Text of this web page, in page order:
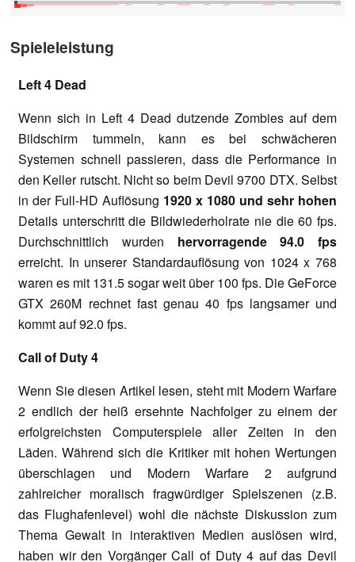
Spieleleistung
Left 4 Dead
Wenn sich in Left 4 Dead dutzende Zombies auf dem
Bildschirm tummeln, kann es bei schwächeren
Systemen schnell passieren, dass die Performance in
den Keller rutscht. Nicht so beim Devil 9700 DTX. Selbst
in der Full-HD Auflösung 1920 x 1080 und sehr hohen
Details unterschritt die Bildwiederholrate nie die 60 fps.
Durchschnittlich wurden hervorragende 94.0 fps
erreicht. In unserer Standardauflösung von 1024 x 768
waren es mit 131.5 sogar weit über 100 fps. Die GeForce
GTX 260M rechnet fast genau 40 fps langsamer und
kommt auf 92.0 fps.
Call of Duty 4
Wenn Sie diesen Artikel lesen, steht mit Modern Warfare
2 endlich der heiß ersehnte Nachfolger zu einem der
erfolgreichsten Computerspiele aller Zeiten in den
Läden. Während sich die Kritiker mit hohen Wertungen
überschlagen und Modern Warfare 2 aufgrund
zahlreicher moralisch fragwürdiger Spielszenen (z.B.
das Flughafenlevel) wohl die nächste Diskussion zum
Thema Gewalt in interaktiven Medien auslösen wird,
haben wir den Vorgänger Call of Duty 4 auf das Devil